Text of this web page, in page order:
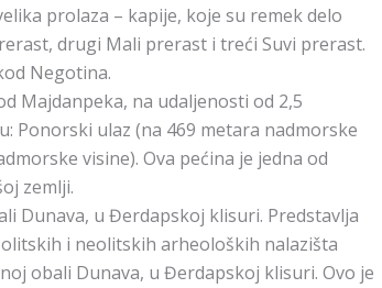
prolaza – kapije, koje su remek delo
drugi Mali prerast i treći Suvi prerast.
Negotina.
Majdanpeka, na udaljenosti od 2,5
Ponorski ulaz (na 469 metara nadmorske
visine). Ova pećina je jedna od
zemlji.
Dunava, u Đerdapskoj klisuri. Predstavlja
i neolitskih arheoloških nalazišta
obali Dunava, u Đerdapskoj klisuri. Ovo je